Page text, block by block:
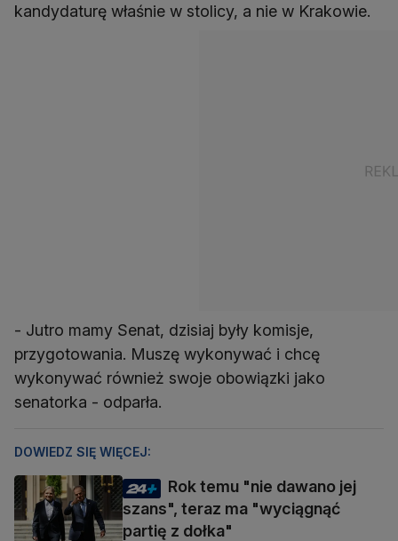
kandydaturę właśnie w stolicy, a nie w Krakowie.
- Jutro mamy Senat, dzisiaj były komisje,
przygotowania. Muszę wykonywać i chcę
wykonywać również swoje obowiązki jako
senatorka - odparła.
DOWIEDZ SIĘ WIĘCEJ:
Rok temu "nie dawano jej
szans", teraz ma "wyciągnąć
partię z dołka"